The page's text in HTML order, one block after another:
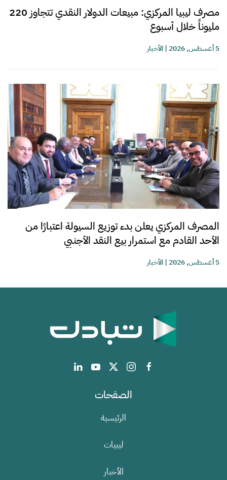
مصرف ليبيا المركزي: مبيعات الدولار النقدي تتجاوز 220
مليوناً خلال أسبوع
5 أغسطس, 2026 |الأخبار
المصرف المركزي يعلن بدء توزيع السيولة اعتبارًا من
الأحد القادم مع استمرار بيع النقد الأجنبي
5 أغسطس, 2026 |الأخبار
الصفحات
الرئيسية
ليبيات
الأخبار